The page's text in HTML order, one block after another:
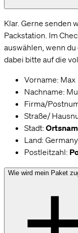
Klar. Gerne senden
Packstation. Im
auswählen, wenn
dabei bitte auf die
Vorname: Max
Nachname:
Firma/
Straße/
Stadt:
Land: Germany
Postleitzahl:
Wie wird mein Paket